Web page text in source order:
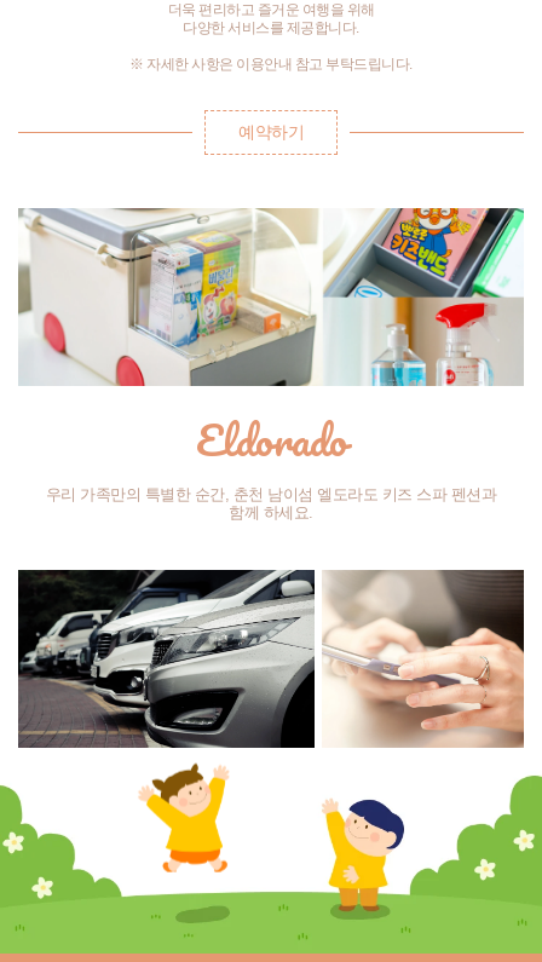
더욱 편리하고 즐거운 여행을 위해
다양한 서비스를 제공합니다.
※ 자세한 사항은 이용안내 참고 부탁드립니다.
예약하기
Eldorado
우리 가족만의 특별한 순간, 춘천 남이섬 엘도라도 키즈 스파 펜션과
함께 하세요.